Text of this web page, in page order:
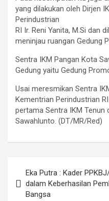
yang dilakukan oleh Dirjen
Perindustrian
RI Ir. Reni Yanita, M.Si dan
meninjau ruangan Gedung
Sentra IKM Pangan Kota
Gedung yaitu Gedung
Usai meresmikan Sentra
Kementrian Perindustrian
pertama Sentra IKM Tenun
Sawahlunto. (DT/MR/Red)
navigation
Eka Putra : Kader
dalam Keberhasilan
Bangsa